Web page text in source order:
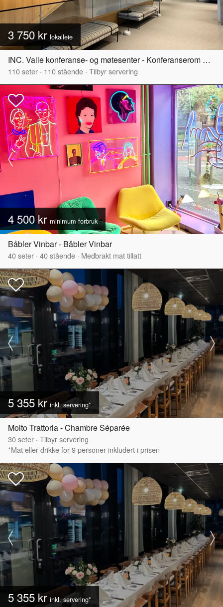
3 750 kr lokalleie
INC. Valle konferanse- og møtesenter - Konferanserom Valle Hovin
110seter · 110stående · Tilbyr servering
4 500 kr minimum forbruk
Båbler Vinbar - Båbler Vinbar
40seter · 40stående · Medbrakt mat tillatt
5 355 krinkl. servering*
Molto Trattoria - Chambre Séparée
30seter · Tilbyr servering
*Mat eller drikke for 9 personer inkludert i prisen
5 355 kr inkl. servering*